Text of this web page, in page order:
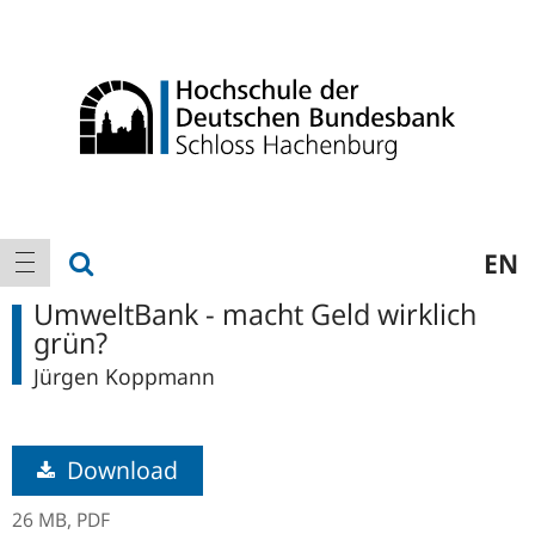
Hauptnavigation
Navigation anzeigen EN
UmweltBank - macht Geld wirklich
grün?
Jürgen Koppmann
Download
26 MB, PDF